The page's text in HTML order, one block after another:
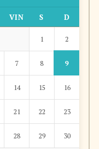
VIN S D
1 2
7 8 9
14 15 16
21 22 23
28 29 30